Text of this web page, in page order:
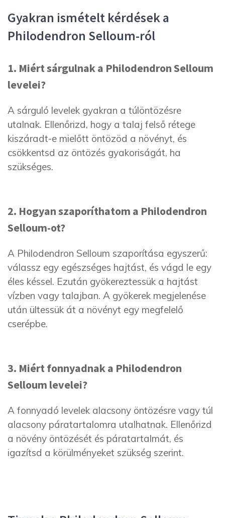
Gyakran ismételt kérdések a
Philodendron Selloum-ról
1. Miért sárgulnak a Philodendron Selloum
levelei?
A sárguló levelek gyakran a túlöntözésre
utalnak. Ellenőrizd, hogy a talaj felső rétege
kiszáradt-e mielőtt öntözöd a növényt, és
csökkentsd az öntözés gyakoriságát, ha
szükséges.
2. Hogyan szaporíthatom a Philodendron
Selloum-ot?
A Philodendron Selloum szaporítása egyszerű:
válassz egy egészséges hajtást, és vágd le egy
éles késsel. Ezután gyökereztessük a hajtást
vízben vagy talajban. A gyökerek megjelenése
után ültessük át a növényt egy megfelelő
cserépbe.
3. Miért fonnyadnak a Philodendron
Selloum levelei?
A fonnyadó levelek alacsony öntözésre vagy túl
alacsony páratartalomra utalhatnak. Ellenőrizd
a növény öntözését és páratartalmát, és
igazítsd a körülményeket szükség szerint.